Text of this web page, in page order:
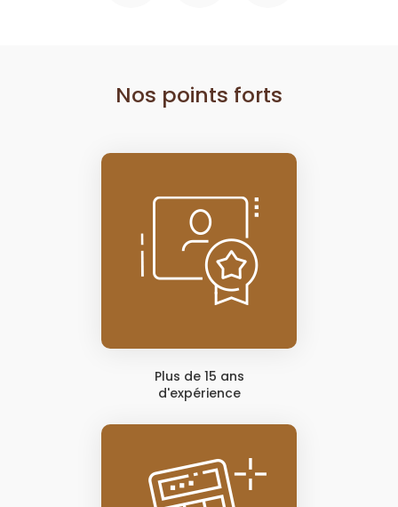
Nos points forts
Plus de 15 ans
d'expérience